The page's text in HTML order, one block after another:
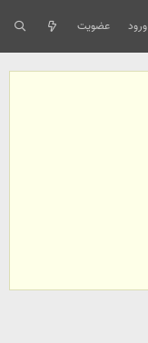
ورود عضویت